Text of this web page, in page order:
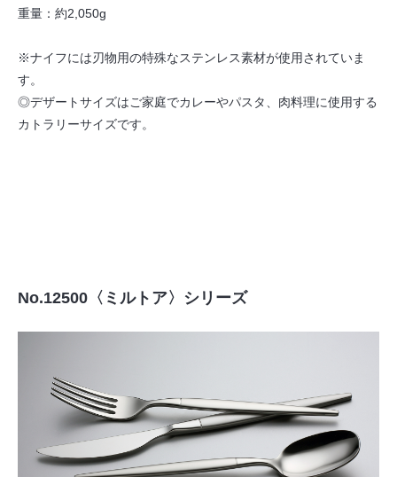
重量：約2,050g
※ナイフには刃物用の特殊なステンレス素材が使用されていま
す。
◎デザートサイズはご家庭でカレーやパスタ、肉料理に使用する
カトラリーサイズです。
No.12500〈ミルトア〉シリーズ